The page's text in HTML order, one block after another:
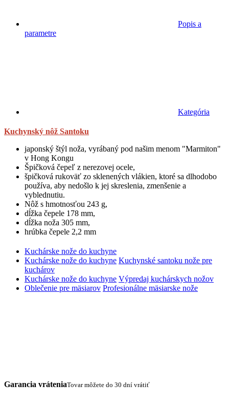
Popis a
parametre
Kategória
Kuchynský nôž Santoku
japonský štýl noža, vyrábaný pod našim menom "Marmiton"
v Hong Kongu
Špičková čepeľ z nerezovej ocele,
špičková rukoväť zo sklenených vlákien, ktoré sa dlhodobo
používa, aby nedošlo k jej skreslenia, zmenšenie a
vyblednutiu.
Nôž s hmotnosťou 243 g,
dĺžka čepele 178 mm,
dĺžka noža 305 mm,
hrúbka čepele 2,2 mm
Kuchárske nože do kuchyne
Kuchárske nože do kuchyne Kuchynské santoku nože pre
kuchárov
Kuchárske nože do kuchyne Výpredaj kuchárskych nožov
Oblečenie pre mäsiarov Profesionálne mäsiarske nože
Garancia vráteniaTovar môžete do 30 dní vrátiť